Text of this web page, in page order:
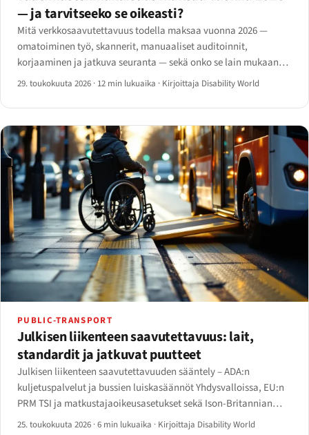
— ja tarvitseeko se oikeasti?
Mitä verkkosaavutettavuus todella maksaa vuonna 2026 —
omatoiminen työ, skannerit, manuaaliset auditoinnit,
korjaaminen ja jatkuva seuranta — sekä onko se lain mukaan
pakollista, mitä tapahtuu jos laiminlyö velvollisuuden ja milloin
29. toukokuuta 2026 · 12 min lukuaika · Kirjoittaja Disability World
PUBLIC-TRANSPORT
Julkisen liikenteen saavutettavuus: lait,
standardit ja jatkuvat puutteet
Julkisen liikenteen saavutettavuuden sääntely – ADA:n
kuljetuspalvelut ja bussien luiskasäännöt Yhdysvalloissa, EU:n
PRM TSI ja matkustajaoikeusasetukset sekä Ison-Britannian
PSVAR – sekä jatkuvat puutteet laiturista sovellukseen.
25. toukokuuta 2026 ·6 min lukuaika · Kirjoittaja Disability World